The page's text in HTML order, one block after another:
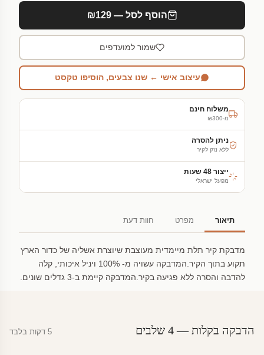
הוסף לסל — ₪129
שמור למועדפים
עיצוב אישי ← שנו צבעים, הוסיפו טקסט
משלוח חינם
מ-₪300
ניתן להסרה
ללא נזק לקיר
ייצור 48 שעות
מפעל ישראלי
תיאור מפרט חוות דעת
מדבקת קיר תלת מיימדית מעוצבת שיוצרת אשליה של כדור הארץ
תקוע בתוך הקיר.המדבקה עשויה מ- 100% ויניל איכותי, קלה
להדבה והסרה ללא פגיעה בקיר.המדבקה קיימת ב-3 גדלים שונים.
הדבקה בקלות — 4 שלבים 5 דקות בלבד